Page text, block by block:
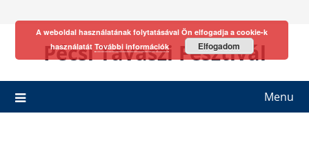
Pécsi Tavaszi Fesztivál
Menu
A weboldal használatának folytatásával Ön elfogadja a cookie-k
használatát További információk Elfogadom